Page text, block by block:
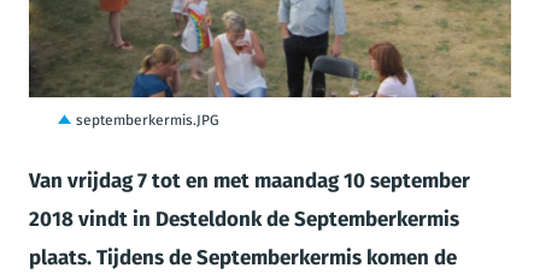
JPG
septemberkermis.JPG
Van vrijdag 7 tot en met maandag 10 september
2018 vindt in Desteldonk de Septemberkermis
plaats. Tijdens de Septemberkermis komen de